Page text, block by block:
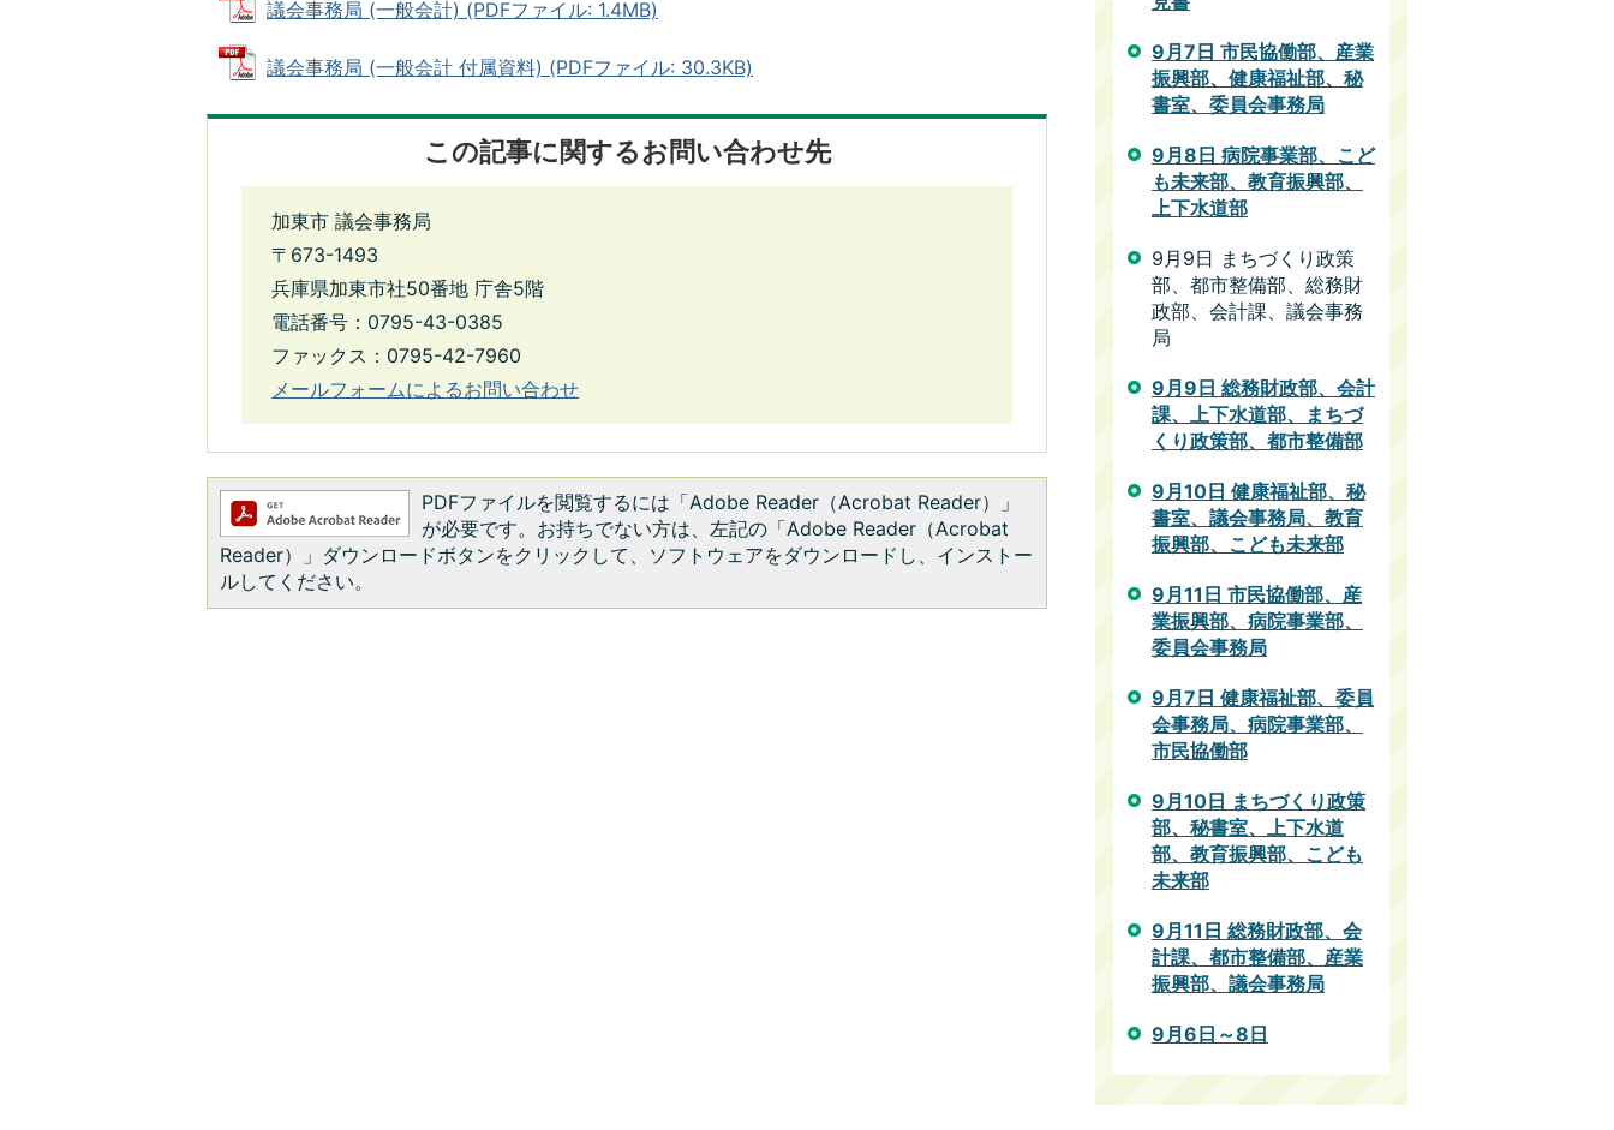
議会事務局 (一般会計) (PDFファイル: 1.4MB)
議会事務局 (一般会計 付属資料) (PDFファイル: 30.3KB)
この記事に関するお問い合わせ先
加東市 議会事務局
〒673-1493
兵庫県加東市社50番地 庁舎5階
電話番号：0795-43-0385
ファックス：0795-42-7960
メールフォームによるお問い合わせ
PDFファイルを閲覧するには「Adobe Reader（Acrobat Reader）」
が必要です。お持ちでない方は、左記の「Adobe Reader（Acrobat
Reader）」ダウンロードボタンをクリックして、ソフトウェアをダウンロードし、インストー
ルしてください。
9月7日 市民協働部、産業
振興部、健康福祉部、秘
書室、委員会事務局
9月8日 病院事業部、こど
も未来部、教育振興部、
上下水道部
9月9日 まちづくり政策
部、都市整備部、総務財
政部、会計課、議会事務
局
9月9日 総務財政部、会計
課、上下水道部、まちづ
くり政策部、都市整備部
9月10日 健康福祉部、秘
書室、議会事務局、教育
振興部、こども未来部
9月11日 市民協働部、産
業振興部、病院事業部、
委員会事務局
9月7日 健康福祉部、委員
会事務局、病院事業部、
市民協働部
9月10日 まちづくり政策
部、秘書室、上下水道
部、教育振興部、こども
未来部
9月11日 総務財政部、会
計課、都市整備部、産業
振興部、議会事務局
9月6日～8日